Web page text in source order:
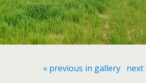
« previous in gallery next